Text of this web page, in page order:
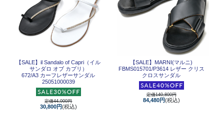
【SALE】il Sandalo of Capri（イル
サンダロ オブ カプリ）
672/A3 カーフレザーサンダル
25051000039
定価44,000円
30,800円(税込)
【SALE】 MARNI(マルニ)
FBMS015701/P3614 レザー クリス
クロスサンダル
定価140,800円
84,480円(税込)